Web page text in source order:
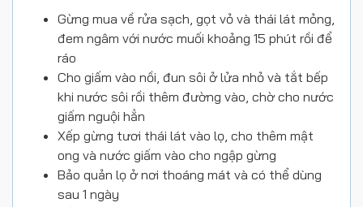
Gừng mua về rửa sạch, gọt vỏ và thái lát mỏng,
đem ngâm với nước muối khoảng 15 phút rồi để
ráo
Cho giấm vào nồi, đun sôi ở lửa nhỏ và tắt bếp
khi nước sôi rồi thêm đường vào, chờ cho nước
giấm nguội hẳn
Xếp gừng tươi thái lát vào lọ, cho thêm mật
ong và nước giấm vào cho ngập gừng
Bảo quản lọ ở nơi thoáng mát và có thể dùng
sau 1 ngày